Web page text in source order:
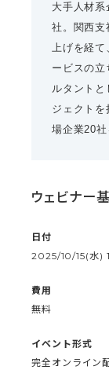
大手人材
社。関西支
上げを経て
ービスの
ルタント
ジェクト
場企業20
ウェビナー
日付
2025/10/15(水)
費用
無料
イベント形式
完全オンライン